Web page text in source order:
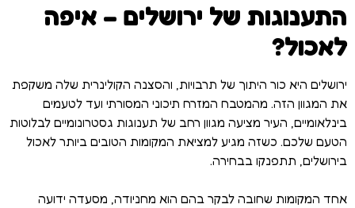
התענוגות של ירושלים – איפה
לאכול?
ירושלים היא כור היתוך של תרבויות, והסצנה הקולינרית שלה משקפת
את המגוון הזה. מהמטבח המזרח תיכוני המסורתי ועד לטעמים
בינלאומיים, העיר מציעה מגוון רחב של תענוגות גסטרונומיים לבלוטות
הטעם שלכם. כשזה מגיע למציאת המקומות הטובים ביותר לאכול
בירושלים, תתפנקו בבחירה.
אחד המקומות שחובה לבקר בהם הוא מחניודה, מסעדה ידועה